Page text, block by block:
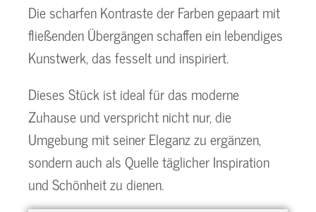
Die scharfen Kontraste der Farben gepaart mit
fließenden Übergängen schaffen ein lebendiges
Kunstwerk, das fesselt und inspiriert.
Dieses Stück ist ideal für das moderne
Zuhause und verspricht nicht nur, die
Umgebung mit seiner Eleganz zu ergänzen,
sondern auch als Quelle täglicher Inspiration
und Schönheit zu dienen.